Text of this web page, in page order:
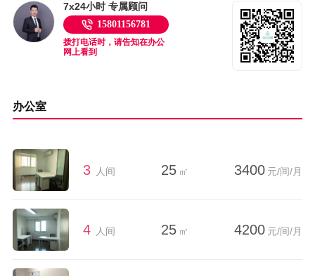
7x24小时 专属顾问
15801156781
拨打电话时，请告知在办公
网上看到
办公室
3 人间 25 ㎡ 3400 元/间/月
4 人间 25 ㎡ 4200 元/间/月